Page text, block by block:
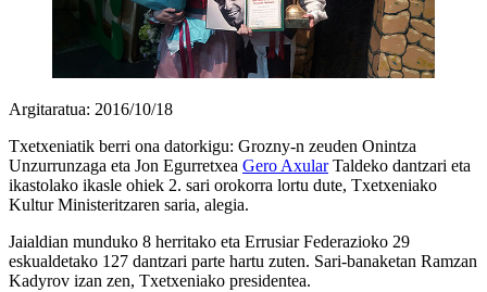
Argitaratua: 2016/10/18
Txetxeniatik berri ona datorkigu: Grozny-n zeuden Onintza
Unzurrunzaga eta Jon Egurretxea Gero AxularTaldeko dantzari eta
ikastolako ikasle ohiek 2. sari orokorra lortu dute, Txetxeniako
Kultur Ministeritzaren saria, alegia.
Jaialdian munduko 8 herritako eta Errusiar Federazioko 29
eskualdetako 127 dantzari parte hartu zuten. Sari-banaketan Ramzan
Kadyrov izan zen, Txetxeniako presidentea.